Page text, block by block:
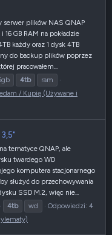
serwer plików NAS QNAP
GB RAM na pokładzie
każdy oraz 1 dysk 4TB
do backup plików poprzez
pracowałem...
4tb
ram
/ Kupię (Używane i
tematyce QNAP, ale
twardego WD
komputera stacjonarnego
służyć do przechowywania
SSD M.2, więc nie...
4tb wd
Odpowiedzi: 4